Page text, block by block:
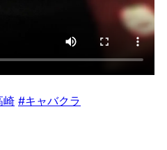
崎 #キャバクラ